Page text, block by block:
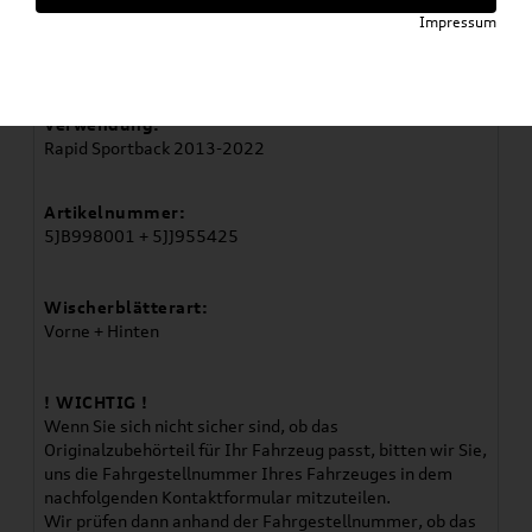
Verwendung:
Rapid Sportback 2013-2022
Artikelnummer:
5JB998001 + 5JJ955425
Wischerblätterart:
Vorne + Hinten
! WICHTIG !
Wenn Sie sich nicht sicher sind, ob das
Originalzubehörteil für Ihr Fahrzeug passt, bitten wir Sie,
uns die Fahrgestellnummer Ihres Fahrzeuges in dem
nachfolgenden Kontaktformular mitzuteilen.
Wir prüfen dann anhand der Fahrgestellnummer, ob das
Impressum